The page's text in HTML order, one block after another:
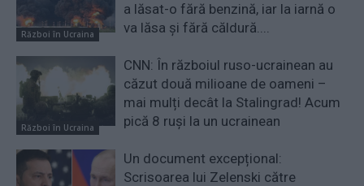
Război în Ucraina
a lăsat-o fără benzină, iar la iarnă o
va lăsa și fără căldură....
Război în Ucraina
CNN: În războiul ruso-ucrainean au
căzut două milioane de oameni –
mai mulți decât la Stalingrad! Acum
pică 8 ruși la un ucrainean
Un document excepțional:
Scrisoarea lui Zelenski către